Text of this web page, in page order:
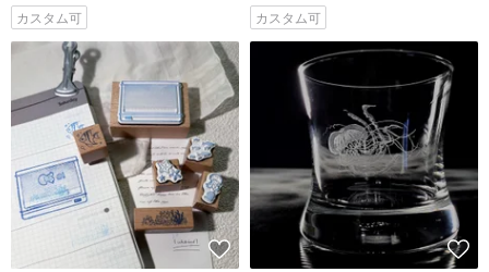
カスタム可 カスタム可